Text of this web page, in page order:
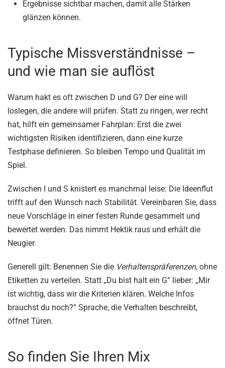
Ergebnisse sichtbar machen, damit alle Stärken
glänzen können.
Typische Missverständnisse –
und wie man sie auflöst
Warum hakt es oft zwischen D und G? Der eine will
loslegen, die andere will prüfen. Statt zu ringen, wer recht
hat, hilft ein gemeinsamer Fahrplan: Erst die zwei
wichtigsten Risiken identifizieren, dann eine kurze
Testphase definieren. So bleiben Tempo und Qualität im
Spiel.
Zwischen I und S knistert es manchmal leise: Die Ideenflut
trifft auf den Wunsch nach Stabilität. Vereinbaren Sie, dass
neue Vorschläge in einer festen Runde gesammelt und
bewertet werden. Das nimmt Hektik raus und erhält die
Neugier.
Generell gilt: Benennen Sie die Verhaltenspräferenzen, ohne
Etiketten zu verteilen. Statt „Du bist halt ein G“ lieber: „Mir
ist wichtig, dass wir die Kriterien klären. Welche Infos
brauchst du noch?“ Sprache, die Verhalten beschreibt,
öffnet Türen.
So finden Sie Ihren Mix